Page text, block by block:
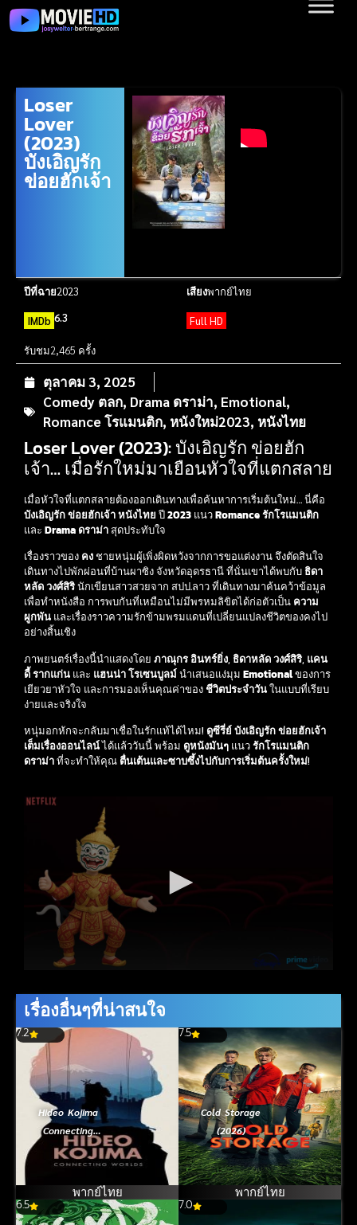
Loser
Lover
(2023)
บังเอิญรัก
ข่อยฮักเจ้า
ปีที่ฉาย2023 เสียงพากย์ไทย
IMDb 6.3 Full HD
รับชม2,465 ครั้ง
ตุลาคม 3, 2025
Comedy ตลก, Drama ดราม่า, Emotional,
Romance โรแมนติก, หนังใหม่2023, หนังไทย
Loser Lover (2023): บังเอิญรัก ข่อยฮัก
เจ้า… เมื่อรักใหม่มาเยือนหัวใจที่แตกสลาย
เมื่อหัวใจที่แตกสลายต้องออกเดินทางเพื่อค้นหาการเริ่มต้นใหม่… นี่คือ
บังเอิญรัก ข่อยฮักเจ้าหนังไทย ปี2023 แนวRomance รักโรแมนติก
และ Drama ดราม่าสุดประทับใจ
เรื่องราวของ คงชายหนุ่มผู้เพิ่งผิดหวังจากการขอแต่งงาน จึงตัดสินใจ
เดินทางไปพักผ่อนที่บ้านผาซิง จังหวัดอุดรธานี ที่นั่นเขาได้พบกับ ธิดา
หลัด วงศ์สิรินักเขียนสาวสวยจาก สปป.ลาว ที่เดินทางมาค้นคว้าข้อมูล
เพื่อทำหนังสือ การพบกันที่เหมือนไม่มีพรหมลิขิตได้ก่อตัวเป็น ความ
ผูกพัน และเรื่องราวความรักข้ามพรมแดนที่เปลี่ยนแปลงชีวิตของคงไป
อย่างสิ้นเชิง
ภาพยนตร์เรื่องนี้นำแสดงโดย ภาณุกร อินทร์ยิ่ง, ธิดาหลัด วงศ์สิริ, แคน
ดี้ รากแก่น และ แฮนน่า โรเซนบูลม์นำเสนอแง่มุม Emotionalของการ
เยียวยาหัวใจ และการมองเห็นคุณค่าของ ชีวิตประจำวันในแบบที่เรียบ
ง่ายและจริงใจ
หนุ่มอกหักจะกลับมาเชื่อในรักแท้ได้ไหม! ดูซีรี่ย์บังเอิญรัก ข่อยฮักเจ้า
เต็มเรื่องออนไลน์ได้แล้ววันนี้ พร้อม ดูหนังมันๆ แนวรักโรแมนติก
ดราม่าที่จะทำให้คุณ ตื่นเต้นและซาบซึ้งไปกับการเริ่มต้นครั้งใหม่!
เรื่องอื่นๆที่น่าสนใจ
7.2
Hideo Kojima
Connecting
Worlds (2023)
พากย์ไทย
7.5
Cold Storage
(2026)
พากย์ไทย
6.5 7.0